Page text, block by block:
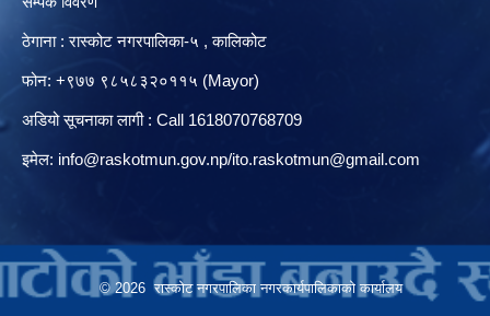
ठेगाना : रास्कोट नगरपालिका-५ , कालिकोट
फोन: +९७७ ९८५८३२०११५ (Mayor)
अडियो सूचनाका लागी : Call 1618070768709
इमेल: info@raskotmun.gov.np/ito.raskotmun@gmail.com
© 2026 रास्कोट नगरपालिका नगरकार्यपालिकाको कार्यालय